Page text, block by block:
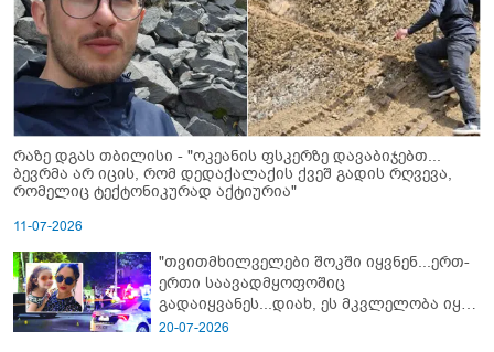
რაზე დგას თბილისი - "ოკეანის ფსკერზე დავაბიჯებთ...
ბევრმა არ იცის, რომ დედაქალაქის ქვეშ გადის რღვევა,
რომელიც ტექტონიკურად აქტიურია"
11-07-2026
"თვითმხილველები შოკში იყვნენ...ერთ-
ერთი საავადმყოფოშიც
გადაიყვანეს...დიახ, ეს მკვლელობა იყო"
- გორში დატრიალებული ტრაგედიის
20-07-2026